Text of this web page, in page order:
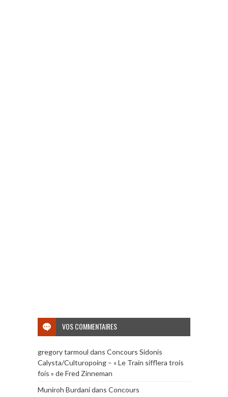
VOS COMMENTAIRES
gregory tarmoul dans Concours Sidonis
Calysta/Culturopoing – « Le Train sifflera trois
fois » de Fred Zinneman
Muniroh Burdanidans Concours